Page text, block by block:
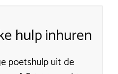
hulp inhuren
poetshulp uit de